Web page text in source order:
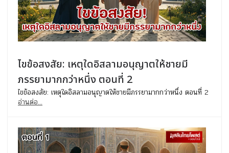
ไขข้อสงสัย: เหตุใดอิสลามอนุญาตให้ชายมี
ภรรยามากกว่าหนึ่ง ตอนที่ 2
ไขข้อสงสัย: เหตุใดอิสลามอนุญาตให้ชายมีภรรยามากกว่าหนึ่ง ตอนที่ 2
อ่านต่อ...